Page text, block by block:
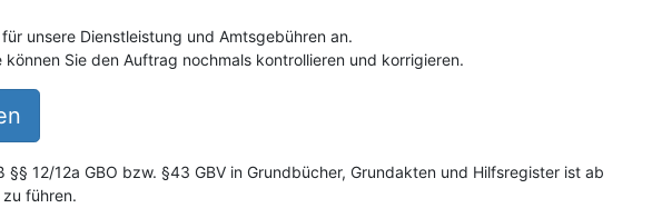
unsere Dienstleistung und Amtsgebühren an.
Sie den Auftrag nochmals kontrollieren und korrigieren.
§§ 12/12a GBO bzw. §43 GBV in Grundbücher, Grundakten und Hilfsregister ist ab
zu führen.